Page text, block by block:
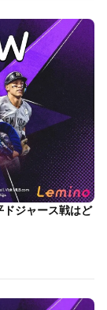
ジャース戦はど